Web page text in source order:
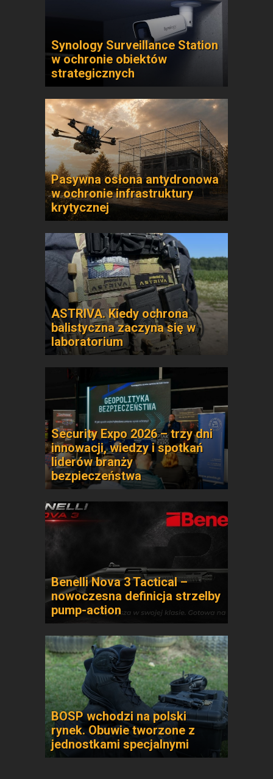
Synology Surveillance Station
w ochronie obiektów
strategicznych
Pasywna osłona antydronowa
w ochronie infrastruktury
krytycznej
ASTRIVA. Kiedy ochrona
balistyczna zaczyna się w
laboratorium
Security Expo 2026 – trzy dni
innowacji, wiedzy i spotkań
liderów branży
bezpieczeństwa
Benelli Nova 3 Tactical –
nowoczesna definicja strzelby
pump-action
BOSP wchodzi na polski
rynek. Obuwie tworzone z
jednostkami specjalnymi